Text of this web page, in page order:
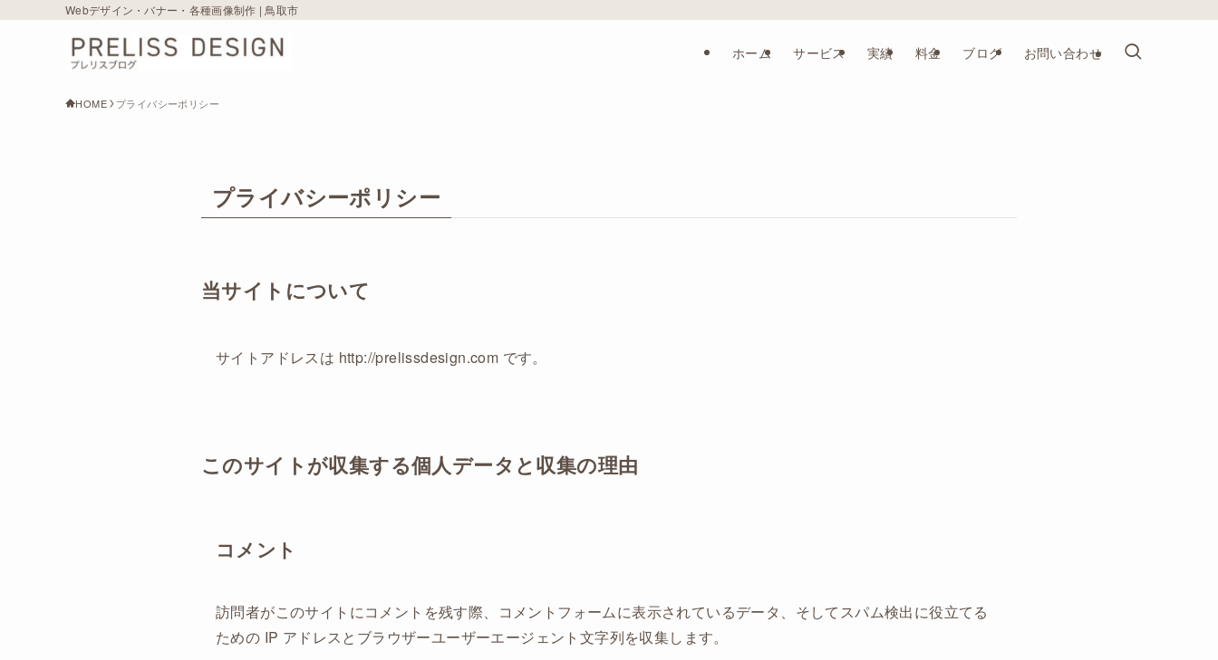
Webデザイン・バナー・各種画像制作 | 鳥取市
ホーム サービス 実績 料金 ブログ お問い合わせ
HOME プライバシーポリシー
プライバシーポリシー
当サイトについて
サイトアドレスは http://prelissdesign.com です。
このサイトが収集する個人データと収集の理由
コメント
訪問者がこのサイトにコメントを残す際、コメントフォームに表示されているデータ、そしてスパム検出に役立てる
ための IP アドレスとブラウザーユーザーエージェント文字列を収集します。